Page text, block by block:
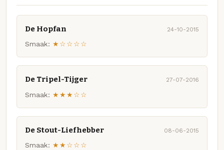
De Hopfan 24-10-2015
Smaak: ★☆☆☆☆
De Tripel-Tijger 27-07-2016
Smaak: ★★★☆☆
De Stout-Liefhebber 08-06-2015
Smaak: ★★☆☆☆